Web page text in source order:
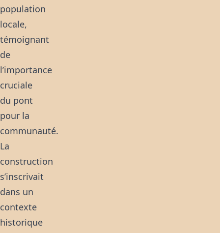
population
locale,
témoignant
de
l’importance
cruciale
du pont
pour la
communauté.
La
construction
s’inscrivait
dans un
contexte
historique